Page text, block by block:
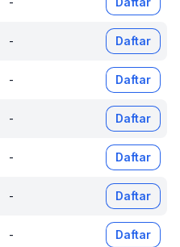
- Daftar
- Daftar
- Daftar
- Daftar
- Daftar
- Daftar